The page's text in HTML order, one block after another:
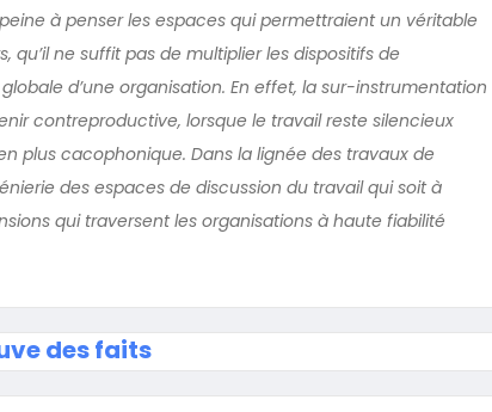
à penser les espaces qui permettraient un véritable
qu’il ne suffit pas de multiplier les dispositifs de
d’une organisation. En effet, la sur-instrumentation
contreproductive, lorsque le travail reste silencieux
plus cacophonique. Dans la lignée des travaux de
des espaces de discussion du travail qui soit à
qui traversent les organisations à haute fiabilité
des faits